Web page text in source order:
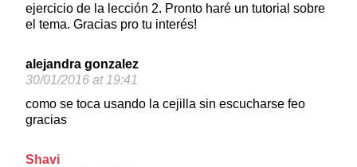
ejercicio de la lección 2. Pronto haré un tutorial sobre
el tema. Gracias pro tu interés!
alejandra gonzalez
30/01/2016 at 19:41
como se toca usando la cejilla sin escucharse feo
gracias
Shavi